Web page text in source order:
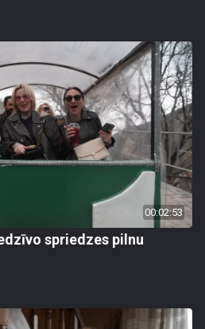
00:02:53
spriedzes pilnu